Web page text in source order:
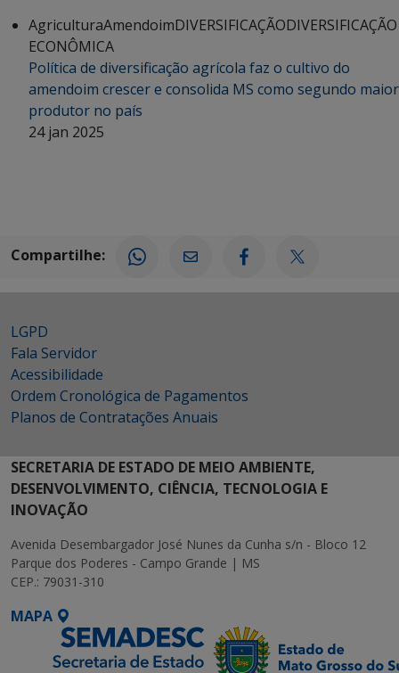
AgriculturaAmendoimDIVERSIFICAÇÃODIVERSIFICAÇÃO
ECONÔMICA
Política de diversificação agrícola faz o cultivo do
amendoim crescer e consolida MS como segundo maior
produtor no país
24 jan 2025
Compartilhe:
LGPD
Fala Servidor
Acessibilidade
Ordem Cronológica de Pagamentos
Planos de Contratações Anuais
SECRETARIA DE ESTADO DE MEIO AMBIENTE,
DESENVOLVIMENTO, CIÊNCIA, TECNOLOGIA E
INOVAÇÃO
Avenida Desembargador José Nunes da Cunha s/n - Bloco 12
Parque dos Poderes - Campo Grande | MS
CEP.: 79031-310
MAPA